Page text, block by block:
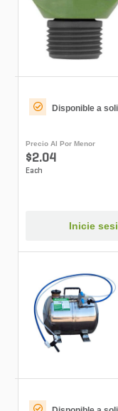
Disponible a
Precio Al Por Menor
$2.04
Each
Inicie